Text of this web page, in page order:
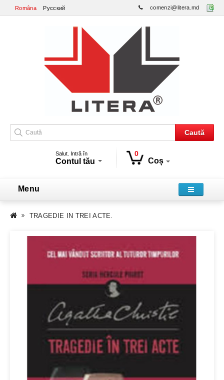
Româna Русский comenzi@litera.md
Caută
Salut. Intră în
Contul tău
0
Coș
Menu
TRAGEDIE IN TREI ACTE.